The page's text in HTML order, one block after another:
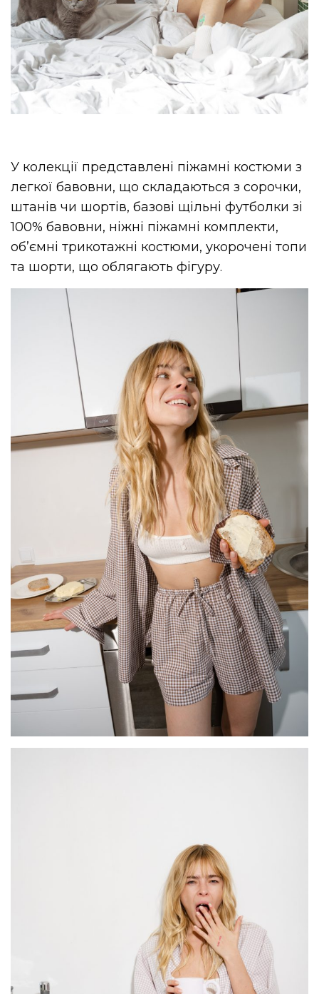
У колекції представлені піжамні костюми з
легкої бавовни, що складаються з сорочки,
штанів чи шортів, базові щільні футболки зі
100% бавовни, ніжні піжамні комплекти,
обʼємні трикотажні костюми, укорочені топи
та шорти, що облягають фігуру.